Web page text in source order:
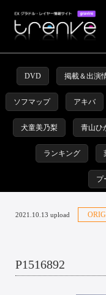
DVD 掲載＆出演
ソフマップ アキバ
犬童美乃梨 青山ひ
ランキング
プ
2021.10.13 upload
P1516892